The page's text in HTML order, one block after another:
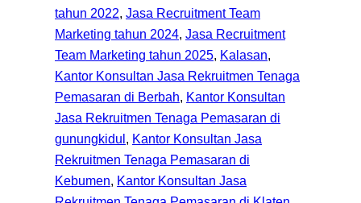
tahun 2022, Jasa Recruitment Team
Marketing tahun 2024, Jasa Recruitment
Team Marketing tahun 2025, Kalasan
Kantor Konsultan Jasa Rekruitmen Tenaga
Pemasaran di Berbah, Kantor Konsultan
Jasa Rekruitmen Tenaga Pemasaran di
gunungkidul, Kantor Konsultan Jasa
Rekruitmen Tenaga Pemasaran di
Kebumen, Kantor Konsultan Jasa